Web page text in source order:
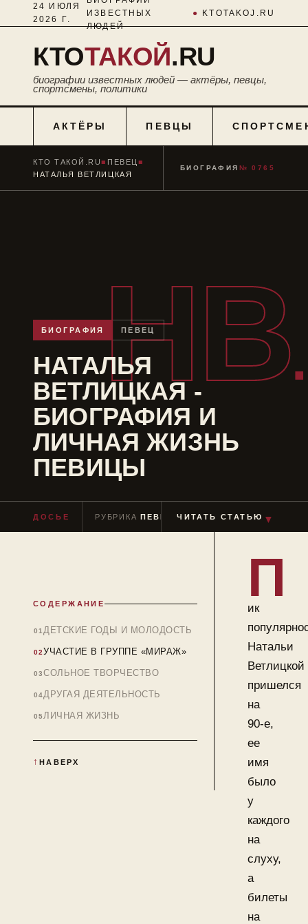
24 ИЮЛЯ
2026 Г.
ИЗВЕСТНЫХ
ЛЮДЕЙ
● KTOTAKOJ.RU
КТОТАКОЙ.RU
биографии известных людей — актёры, певцы,
спортсмены, политики
АКТЁРЫ ПЕВЦЫ
НВ
КТО ТАКОЙ.RU■ ПЕВЕЦ ■
НАТАЛЬЯ ВЕТЛИЦКАЯ
БИОГРАФИЯ № 0765
БИОГРАФИЯ ПЕВЕЦ
НАТАЛЬЯ
ВЕТЛИЦКАЯ -
БИОГРАФИЯ И
ЛИЧНАЯ ЖИЗНЬ
ПЕВИЦЫ
ДОСЬЕ РУБРИКАПЕВЕЦ ЧТЕНИЕ≈ 7 МИН
ЧИТАТЬ СТАТЬЮ ▼
СОДЕРЖАНИЕ
ДЕТСКИЕ ГОДЫ И МОЛОДОСТЬ
УЧАСТИЕ В ГРУППЕ «МИРАЖ»
СОЛЬНОЕ ТВОРЧЕСТВО
ДРУГАЯ ДЕЯТЕЛЬНОСТЬ
ЛИЧНАЯ ЖИЗНЬ
НАВЕРХ
П
ик
Натальи
Ветлицкой
пришелся
на
90-е,
ее
имя
было
у
каждого
на
слуху,
а
билеты
на